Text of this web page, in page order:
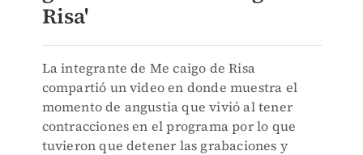
Risa'
La integrante de Me caigo de Risa
compartió un video en donde muestra el
momento de angustia que vivió al tener
contracciones en el programa por lo que
tuvieron que detener las grabaciones y